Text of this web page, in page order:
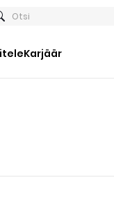
Otsi
Karjäär